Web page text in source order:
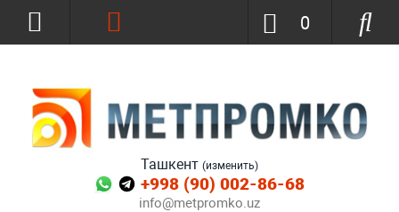
Ташкент (изменить)
+998 (90) 002-86-68
info@metpromko.uz
0